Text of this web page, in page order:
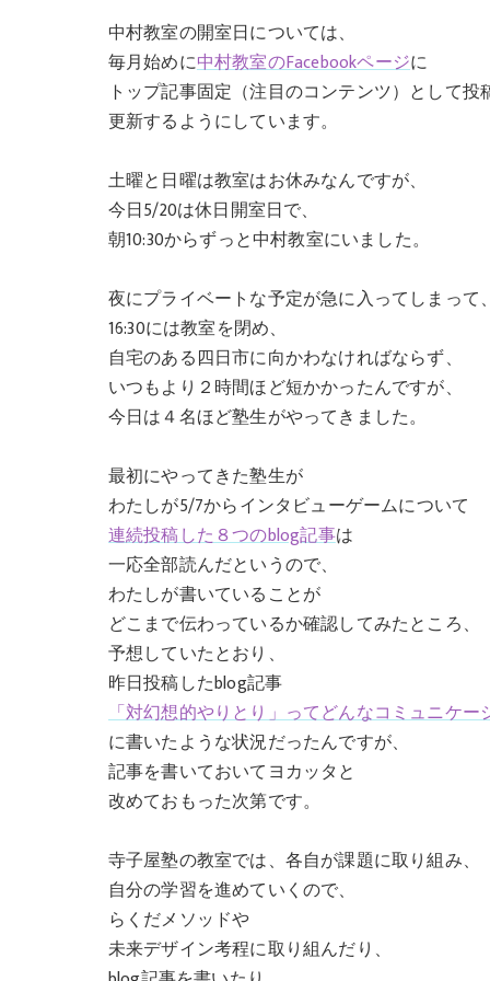
中村教室の開室日については、
毎月始めに中村教室のFacebookページに
トップ記事固定（注目のコンテンツ）として投
更新するようにしています。
土曜と日曜は教室はお休みなんですが、
今日5/20は休日開室日で、
朝10:30からずっと中村教室にいました。
夜にプライベートな予定が急に入ってしまって
16:30には教室を閉め、
自宅のある四日市に向かわなければならず、
いつもより２時間ほど短かかったんですが、
今日は４名ほど塾生がやってきました。
最初にやってきた塾生が
わたしが5/7からインタビューゲームについて
連続投稿した８つのblog記事は
一応全部読んだというので、
わたしが書いていることが
どこまで伝わっているか確認してみたところ、
予想していたとおり、
昨日投稿したblog記事
「対幻想的やりとり」ってどんなコミュニケー
に書いたような状況だったんですが、
記事を書いておいてヨカッタと
改めておもった次第です。
寺子屋塾の教室では、各自が課題に取り組み、
自分の学習を進めていくので、
らくだメソッドや
未来デザイン考程に取り組んだり、